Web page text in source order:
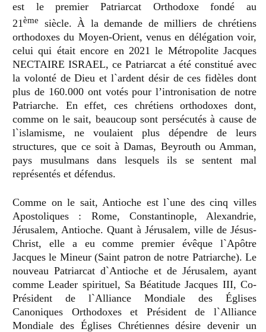
est le premier Patriarcat Orthodoxe fondé au
21ème siècle. À la demande de milliers de chrétiens
orthodoxes du Moyen-Orient, venus en délégation voir,
celui qui était encore en 2021 le Métropolite Jacques
NECTAIRE ISRAEL, ce Patriarcat a été constitué avec
la volonté de Dieu et l`ardent désir de ces fidèles dont
plus de 160.000 ont votés pour l’intronisation de notre
Patriarche. En effet, ces chrétiens orthodoxes dont,
comme on le sait, beaucoup sont persécutésà cause de
l`islamisme, ne voulaient plus dépendre de leurs
structures, que ce soit à Damas, Beyrouth ou Amman,
pays musulmans dans lesquels ils se sentent mal
représentés et défendus.
Comme on le sait, Antioche est l`une des cinq villes
Apostoliques
: Rome, Constantinople, Alexandrie,
Jérusalem, Antioche. Quant à Jérusalem, ville de Jésus-
Christ, elle a eu comme premier évêque l`Apôtre
Jacques le Mineur (Saint patron de notre Patriarche). Le
nouveau Patriarcat d`Antioche et de Jérusalem, ayant
comme Leader spirituel, Sa Béatitude Jacques III, Co-
Président de l`Alliance Mondiale des Églises
Canoniques Orthodoxes et Président de l`Alliance
Mondiale des Églises Chrétiennes désire devenir un